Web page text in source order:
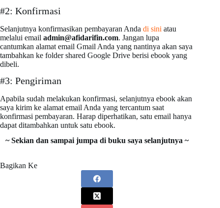
#2: Konfirmasi
Selanjutnya konfirmasikan pembayaran Anda di sini atau
melalui email admin@afidarifin.com. Jangan lupa
cantumkan alamat email Gmail Anda yang nantinya akan saya
tambahkan ke folder shared Google Drive berisi ebook yang
dibeli.
#3: Pengiriman
Apabila sudah melakukan konfirmasi, selanjutnya ebook akan
saya kirim ke alamat email Anda yang tercantum saat
konfirmasi pembayaran. Harap diperhatikan, satu email hanya
dapat ditambahkan untuk satu ebook.
~ Sekian dan sampai jumpa di buku saya selanjutnya ~
Bagikan Ke